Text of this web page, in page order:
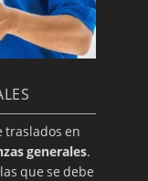
traslados en
generales.
que se debe